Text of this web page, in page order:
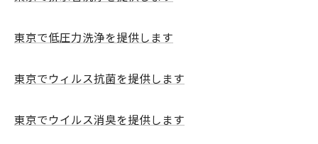
東京で低圧力洗浄を提供します
東京でウィルス抗菌を提供します
東京でウイルス消臭を提供します